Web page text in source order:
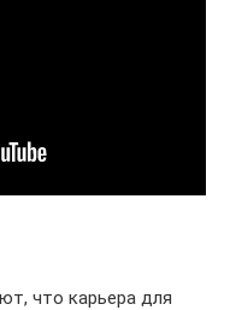
что карьера для